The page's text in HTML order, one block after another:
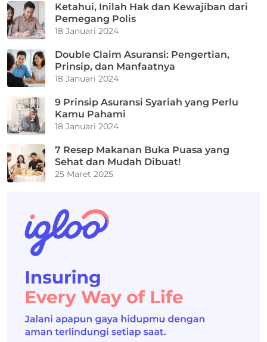
Ketahui, Inilah Hak dan Kewajiban dari
Pemegang Polis
18 Januari 2024
Double Claim Asuransi: Pengertian,
Prinsip, dan Manfaatnya
18 Januari 2024
9 Prinsip Asuransi Syariah yang Perlu
Kamu Pahami
18 Januari 2024
7 Resep Makanan Buka Puasa yang
Sehat dan Mudah Dibuat!
25 Maret 2025